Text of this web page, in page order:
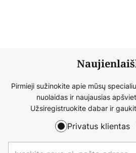
Pirmieji sužinokite apie mūsų
nuolaidas ir naujausias
Užsiregistruokite dabar ir
Privatus klientas